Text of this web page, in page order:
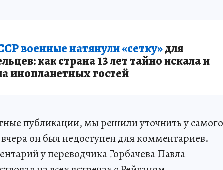
военные натянули «сетку»для
как страна 13 лет тайно искала и
инопланетных гостей
публикации, мы решили уточнить у самого
он был недоступен для комментариев.
у переводчика Горбачева Павла